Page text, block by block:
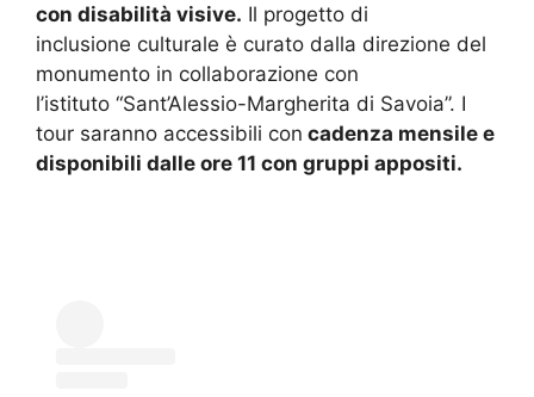
con disabilità visive. Il progetto di
inclusione culturale è curato dalla direzione del
monumento in collaborazione con
l’istituto “Sant’Alessio-Margherita di Savoia”. I
tour saranno accessibili con cadenza mensile e
disponibili dalle ore 11 con gruppi appositi.